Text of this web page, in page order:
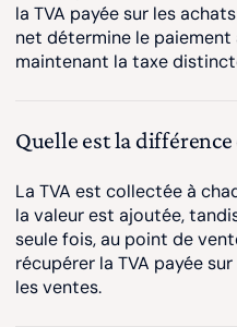
la TVA payée sur les
net détermine le
maintenant la taxe
Quelle est la différence
La TVA est collectée à
la valeur est ajoutée,
seule fois, au point de
récupérer la TVA payée
les ventes.